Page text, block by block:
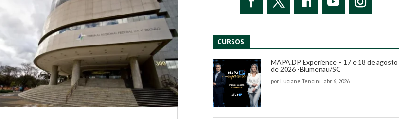
CURSOS
MAPA.DP Experience – 17 e 18 de agosto
de 2026 -Blumenau/SC
por Luciane Tencini | abr 6, 2026